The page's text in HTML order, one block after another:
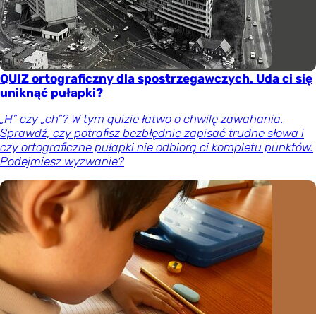
QUIZ ortograficzny dla spostrzegawczych. Uda ci się
uniknąć pułapki?
„H” czy „ch”? W tym quizie łatwo o chwilę zawahania.
Sprawdź, czy potrafisz bezbłędnie zapisać trudne słowa i
czy ortograficzne pułapki nie odbiorą ci kompletu punktów.
Podejmiesz wyzwanie?